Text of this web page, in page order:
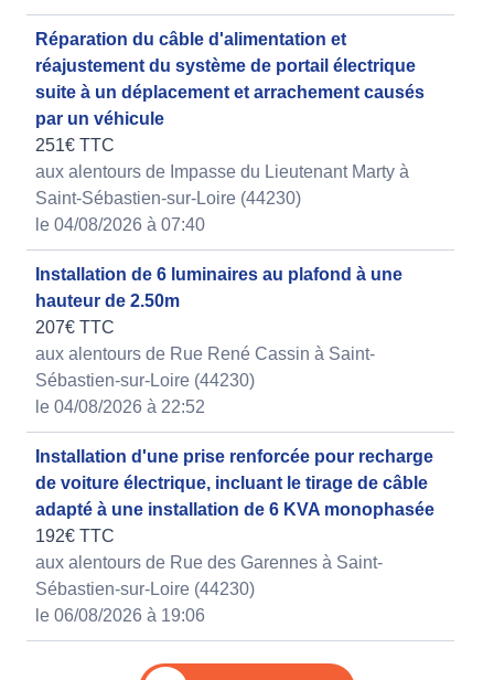
Réparation du câble d'alimentation et
réajustement du système de portail électrique
suite à un déplacement et arrachement causés
par un véhicule
251€ TTC
aux alentours de Impasse du Lieutenant Marty à
Saint-Sébastien-sur-Loire (44230)
le 04/08/2026 à 07:40
Installation de 6 luminaires au plafond à une
hauteur de 2.50m
207€ TTC
aux alentours de Rue René Cassin à Saint-
Sébastien-sur-Loire (44230)
le 04/08/2026 à 22:52
Installation d'une prise renforcée pour recharge
de voiture électrique, incluant le tirage de câble
adapté à une installation de 6 KVA monophasée
192€ TTC
aux alentours de Rue des Garennes à Saint-
Sébastien-sur-Loire (44230)
le 06/08/2026 à 19:06